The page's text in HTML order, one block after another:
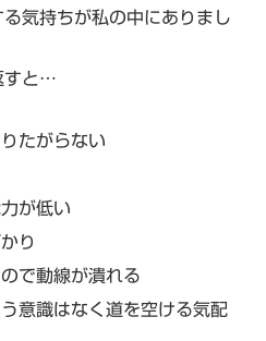
気持ちが私の中にありまし
すと…
たがらない
が低い
り
で動線が潰れる
意識はなく道を空ける気配